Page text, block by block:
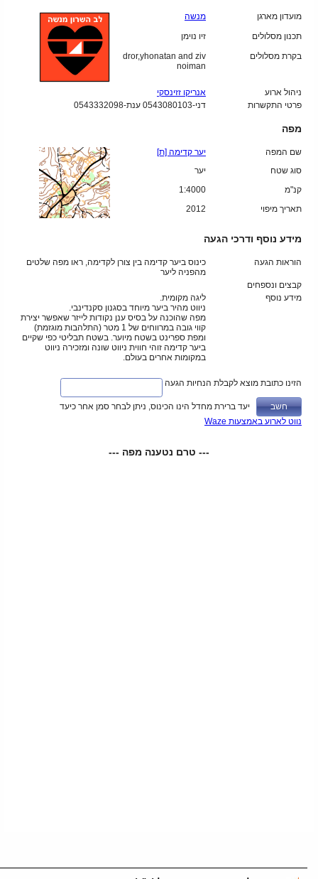
מועדון מארגן
מנשה
תכנון מסלולים
זיו נוימן
בקרת מסלולים
dror,yhonatan and ziv
noiman
ניהול ארוע
אנריקו זזינסקי
פרטי התקשרות
דני-0543080103 ענת-0543332098
מפה
שם המפה
יער קדימה [ת]
סוג שטח
יער
קנ"מ
1:4000
תאריך מיפוי
2012
מידע נוסף ודרכי הגעה
הוראות הגעה
כינוס ביער קדימה בין צורן לקדימה, ראו מפה שלטים
מהפניה ליער
קבצים ונספחים
מידע נוסף
ליגה מקומית.
ניווט מהיר ביער מיוחד בסגנון סקנדינבי.
מפה שהוכנה על בסיס ענן נקודות לייזר שאפשר יצירת
קווי גובה במרווחים של 1 מטר (התלהבות מוגזמת)
ומפת ספרינט בשטח מיוער. בשטח תבליטי כפי שקיים
ביער קדימה זוהי חווית ניווט שונה ומזכירה ניווט
במקומות אחרים בעולם.
הזינו כתובת מוצא לקבלת הנחיות הגעה
יעד ברירת מחדל הינו הכינוס, ניתן לבחר סמן אחר כיעד
נווט לארוע באמצעות Waze
--- טרם נטענה מפה ---